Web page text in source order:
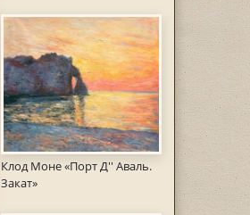
Клод Моне «Порт Д'' Аваль.
Закат»